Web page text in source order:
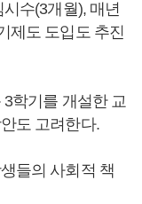
수(3개월), 매년
제도 도입도 추진
학기를 개설한 교
도 고려한다.
들의 사회적 책